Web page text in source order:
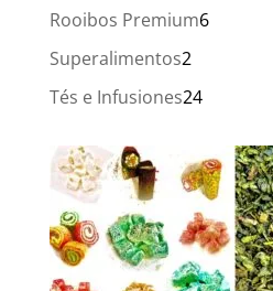
Rooibos Premium66
Superalimentos22
productos
Tés e Infusiones2424